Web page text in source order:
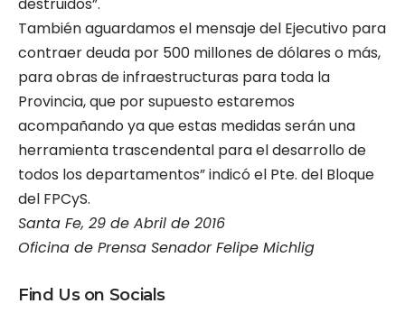
También aguardamos el mensaje del Ejecutivo para
contraer deuda por 500 millones de dólares o más,
para obras de infraestructuras para toda la
Provincia, que por supuesto estaremos
acompañando ya que estas medidas serán una
herramienta trascendental para el desarrollo de
todos los departamentos” indicó el Pte. del Bloque
del FPCyS.
Santa Fe, 29 de Abril de 2016
Oficina de Prensa Senador Felipe Michlig
Find Us on Socials